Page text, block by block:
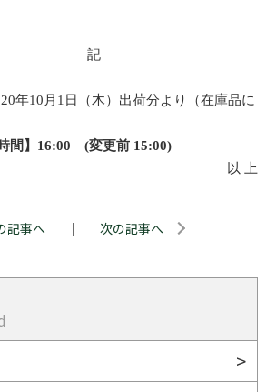
年10月1日（木）出荷分より（在庫品に
間】16:00 (変更前 15:00)
以 上
記事へ ｜ 次の記事へ